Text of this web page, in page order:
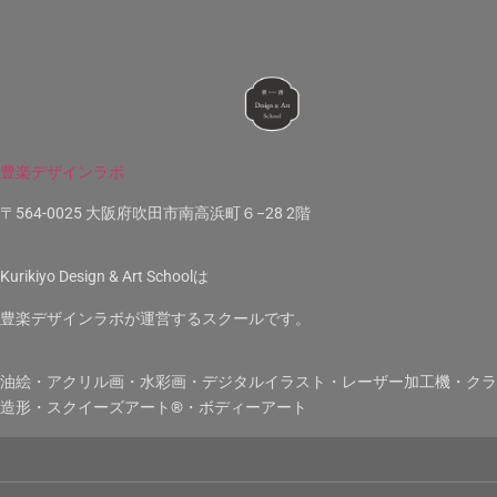
豊楽デザインラボ
〒564-0025 大阪府吹田市南高浜町６−28 2階
Kurikiyo Design & Art Schoolは
豊楽デザインラボが運営するスクールです。
油絵・アクリル画・水彩画・デジタルイラスト・レーザー加工機・ク
造形・スクイーズアート®︎・ボディーアート